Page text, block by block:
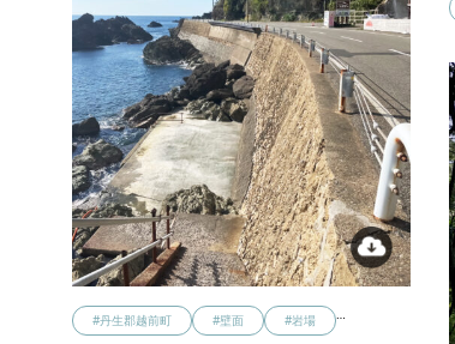
#丹生郡越前町 #壁面 #岩場 …